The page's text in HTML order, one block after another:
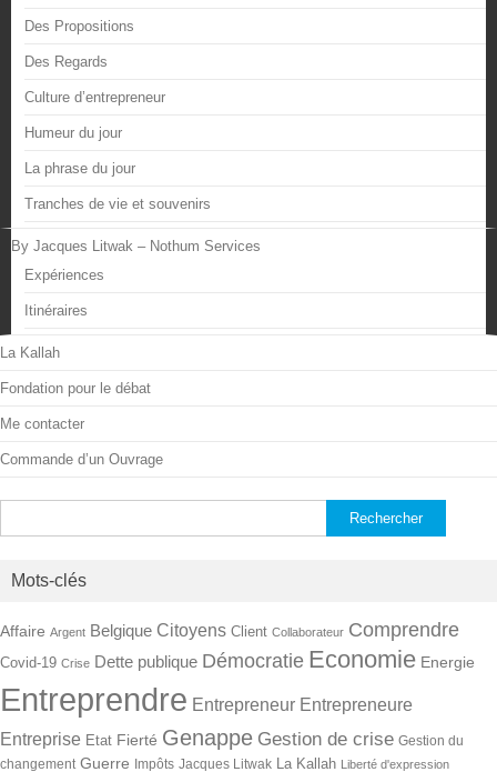
Des Propositions
Des Regards
Culture d’entrepreneur
Humeur du jour
La phrase du jour
Tranches de vie et souvenirs
By Jacques Litwak – Nothum Services
Expériences
Itinéraires
La Kallah
Fondation pour le débat
Me contacter
Commande d’un Ouvrage
Mots-clés
Affaire Argent Belgique Citoyens Client Collaborateur Comprendre
Covid-19 Crise Dette publique Démocratie Economie Energie
Entreprendre Entrepreneur Entrepreneure
Entreprise Etat Fierté Genappe Gestion de crise Gestion du
changement Guerre Impôts Jacques Litwak La Kallah Liberté d'expression